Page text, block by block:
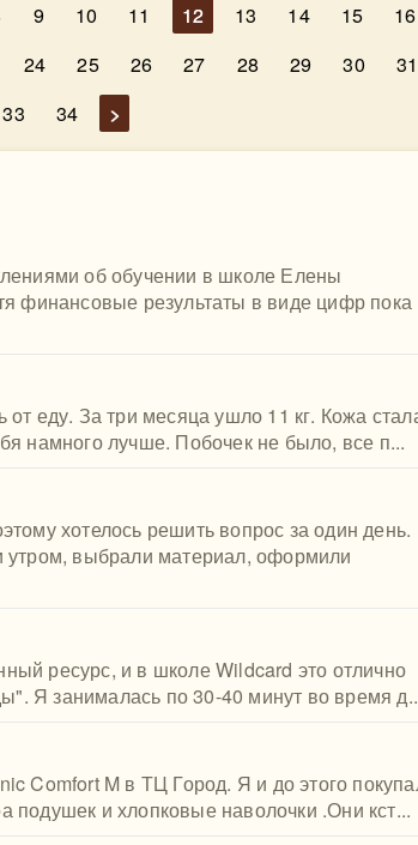
9 10 11 12 13 14 15
16
24 25 26 27 28 29 30
31
33 34 >
об обучении в школе Елены
финансовые результаты в виде цифр пока
еду. За три месяца ушло 11 кг. Кожа
намного лучше. Побочек не было, все п...
хотелось решить вопрос за один день.
утром, выбрали материал, оформили
ресурс, и в школе Wildcard это отлично
Я занималась по 30-40 минут во время
Comfort M в ТЦ Город. Я и до этого
и хлопковые наволочки .Они кст...